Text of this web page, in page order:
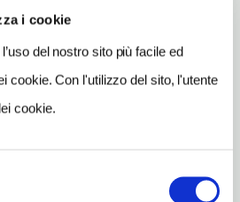
i cookie
del nostro sito più facile ed
cookie. Con l'utilizzo del sito, l'utente
cookie.